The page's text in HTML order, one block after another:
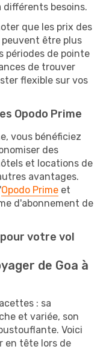
besoins.
que les prix des
être plus
périodes de pointe
de trouver
flexible sur vos
Opodo Prime
vous bénéficiez
des
et locations de
avantages.
Opodo Prime et
d'abonnement de
votre vol
de Goa à
: sa
et variée, son
Voici
en tête lors de